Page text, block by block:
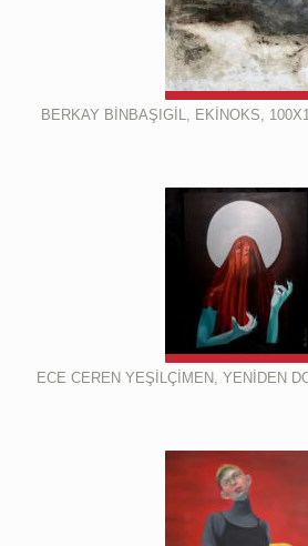
BERKAY BİNBAŞIGİL, EKİNOKS,
ECE CEREN YEŞİLÇİMEN, YENİDEN